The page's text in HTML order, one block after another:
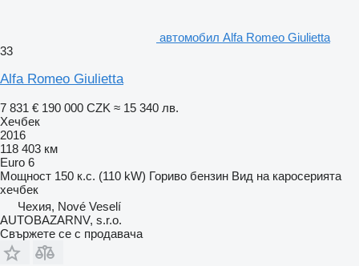
автомобил Alfa Romeo Giulietta
33
Alfa Romeo Giulietta
7 831 € 190 000 CZK ≈ 15 340 лв.
Хечбек
2016
118 403 км
Euro 6
Мощност 150 к.с. (110 kW) Гориво бензин Вид на каросерията
хечбек
Чехия, Nové Veselí
AUTOBAZARNV, s.r.o.
Свържете се с продавача